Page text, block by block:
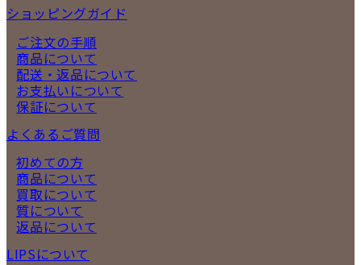
ショッピングガイド
ご注文の手順
商品について
配送・返品について
お支払いについて
保証について
よくあるご質問
初めての方
商品について
買取について
質について
返品について
LIPSについて